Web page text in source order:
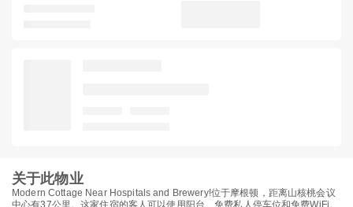
关于此物业
Modern Cottage Near Hospitals and Brewery!位于摩根顿，距离山核桃会议
中心有37公里。这家住宿的客人可以使用阳台、免费私人停车位和免费WiFi。